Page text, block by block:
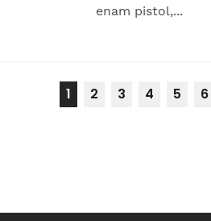
enam pistol,...
1 2 3 4 5 6